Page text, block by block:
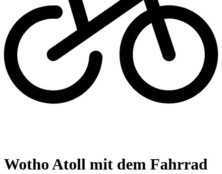
Wotho Atoll mit dem Fahrrad